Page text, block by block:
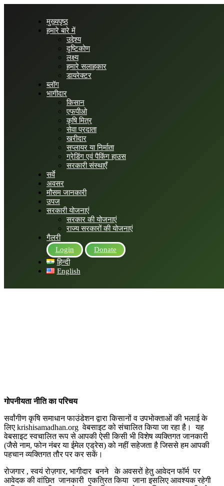
मुख्यपृष्ठ
हमारे बारे में
उद्देश्य
दृष्टिकोण
लक्ष्य
हमारे सलाहकार
डायरेक्टर
ब्लॉग
भागीदार
किसान
एफपीओ
कृषि मित्र
सेवा प्रदाता
खरीदार
सप्लायर या निर्माता
ग्रेडिंग एवं पैकिंग हाउस
सरकारी संस्थाएँ
सर्वे
अवसर
मौसम जानकारी
उपज
सरकारी योजनाएं
सरकार की योजनाएं
राज्य सरकारों की योजनाएं
गैलरी
Login
Donate
हिन्दी
English
गोपनीयता नीति का परिचय
सर्वांगीण कृषि समाधान फाउंडेशन द्वारा किसानों व उपभोक्ताओं की भलाई के
लिए krishisamadhan.org वेबसाइट को संचालित किया जा रहा है।
यह
वेबसाइट स्वचालित रूप से आपकी ऐसी किसी भी विशेष व्यक्तिगत जानकारी
(जैसे नाम, फोन नंबर या ईमेल एड्रेस) को नहीं सहेजता है जिससे हम आपकी
पहचान व्यक्तिगत तौर पर कर सकें।
रोजगार , स्वयं रोज़गार, भागीदार बनने के अवसरों हेतु आवेदन फॉर्म पर
आवेदक की वांछित जानकारी एकत्रित किया जाना इसलिए आवश्यक रहेगी